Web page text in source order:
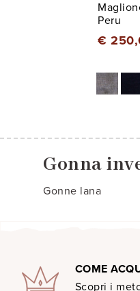
Peru
€
Gonna
Gonne lana
COME
Scopri i